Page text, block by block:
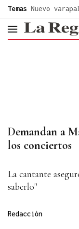
Temas Nuevo
header.menu.open
Demandan a
los conciertos
La cantante
saberlo"
Redacción